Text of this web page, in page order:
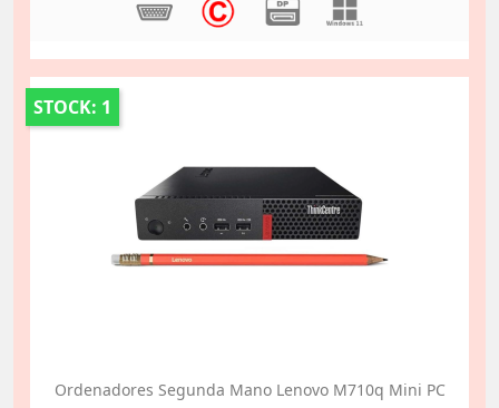
STOCK: 1
Ordenadores Segunda Mano Lenovo M710q Mini PC